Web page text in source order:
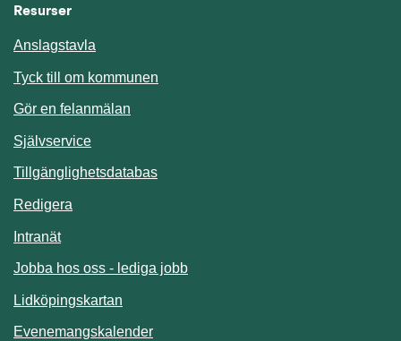
Resurser
Anslagstavla
Tyck till om kommunen
Gör en felanmälan
SjälvserviceLänk till annan webbplats.
TillgänglighetsdatabasLänk till annan webbplats.
Redigera
IntranätLänk till annan webbplats.
Jobba hos oss - lediga jobb
Lidköpingskartan
EvenemangskalenderLänk till annan webbplats.